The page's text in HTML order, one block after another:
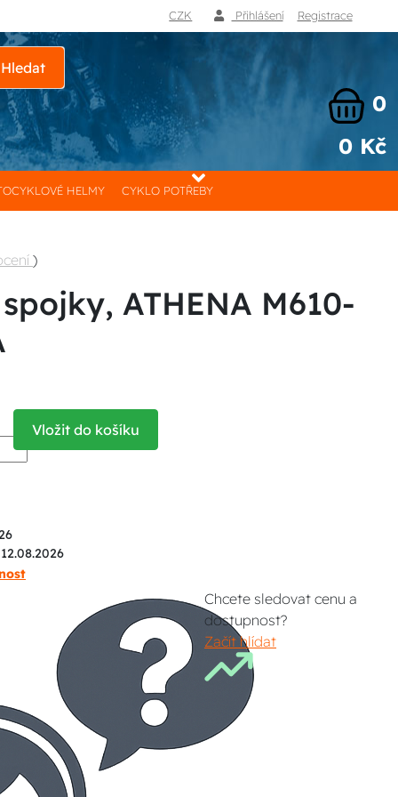
CZK Přihlášení Registrace
Hledat
0
0 Kč
HELMY CYKLO POTŘEBY
)
ATHENA M610-
Vložit do košíku
Chcete sledovat cenu a
dostupnost?
Začít hlídat